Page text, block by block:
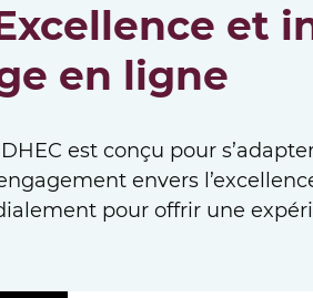
et
en ligne
est conçu pour
envers
pour offrir une